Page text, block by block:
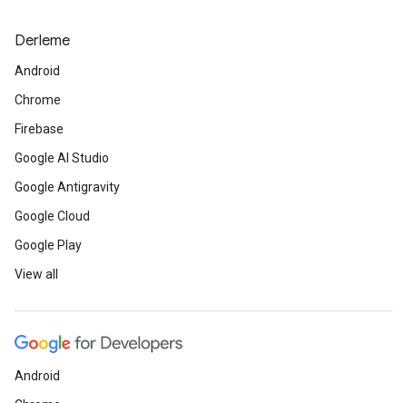
Derleme
Android
Chrome
Firebase
Google AI Studio
Google Antigravity
Google Cloud
Google Play
View all
Android